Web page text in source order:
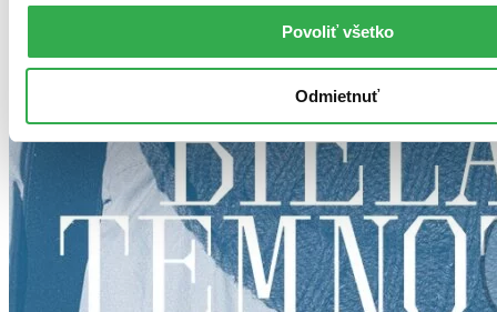
Povoliť všetko
Odmietnuť